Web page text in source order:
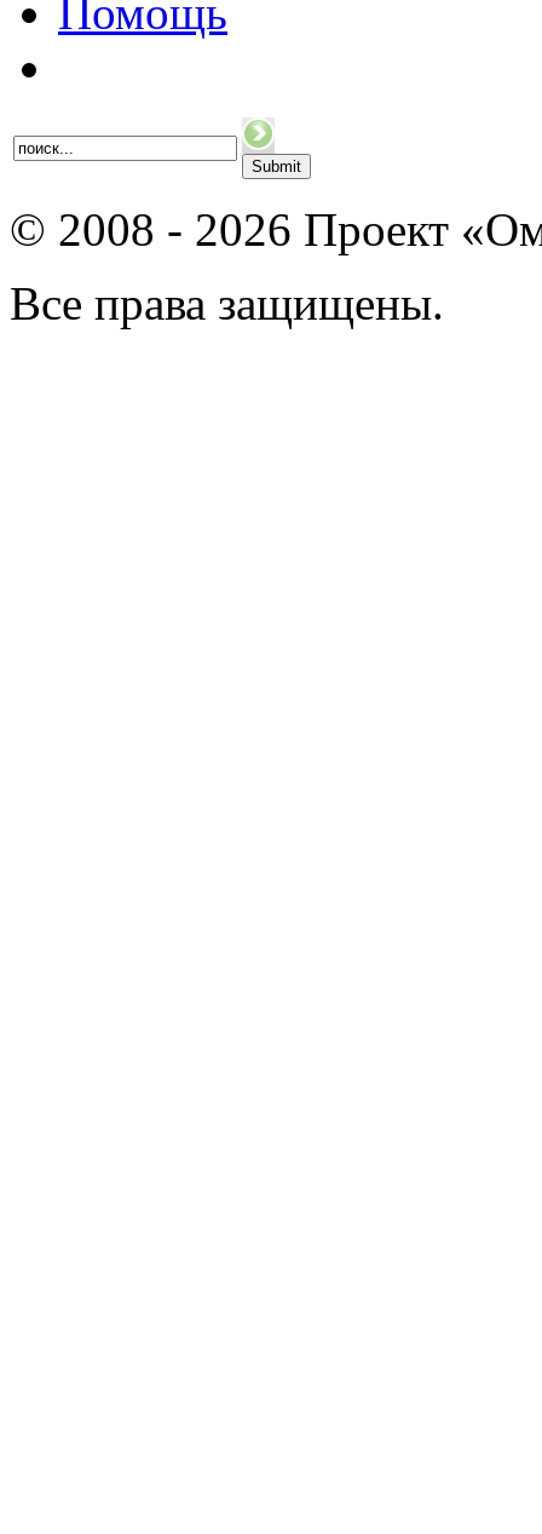
Помощь
© 2008 - 2026 Проект
Все права защищены.